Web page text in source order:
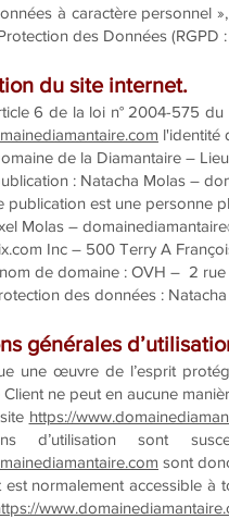
à caractère personnel
des Données (RGPD :
du site internet.
6 de la loi n° 2004-575
l'identité
de la Diamantaire –
: Natacha Molas –
publication est une personne
Molas –
Inc – 500 Terry A
de domaine : OVH – 2
des données :
générales
une œuvre de l’esprit
ne peut en aucune
https://
d’utilisation sont
sont
est normalement accessible